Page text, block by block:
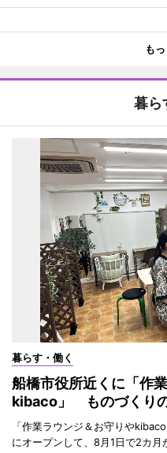
も
暮ら
暮らす・働く
船橋市役所近くに「作
kibaco」 ものづくり
「作業ラウンジ＆お守りや
にオープンして、8月1日で2カ月